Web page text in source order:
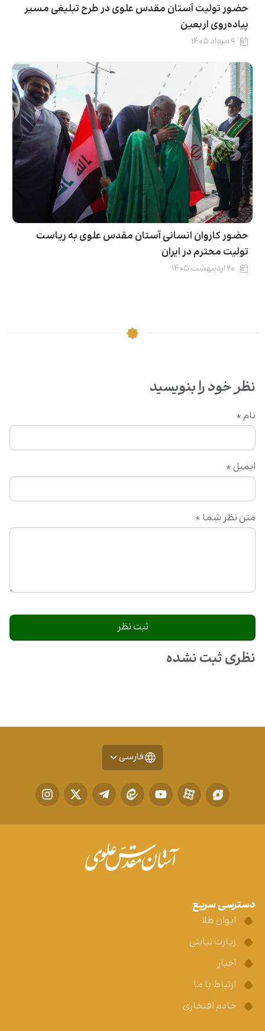
حضور تولیت آستان مقدس علوی در طرح تبلیغی مسیر
پیاده‌روی اربعین
۹ مرداد ۱۴۰۵
حضور کاروان انسانی آستان مقدس علوی به ریاست
تولیت محترم در ایران
۲۰ اردیبهشت ۱۴۰۵
نظر خود را بنویسید
متن نظر شما *
نام *
ایمیل *
نظری ثبت نشده
فارسی
دسترسی سریع
ایوان طلا
زیارت نیابتی
اخبار
ارتباط با ما
خادم افتخاری